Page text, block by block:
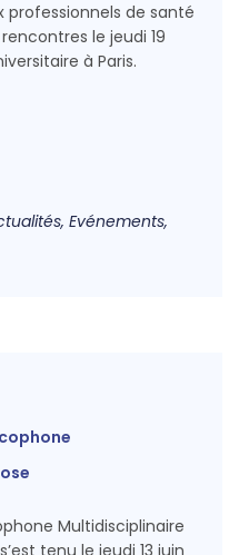
professionnels de santé
le jeudi 19
à Paris.
, Evénements,
Multidisciplinaire
tenu le jeudi 13 juin